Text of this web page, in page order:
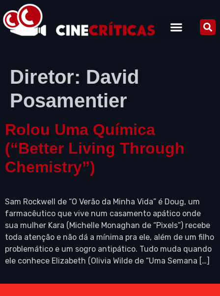
Diretor: David
Posamentier
Rolou Uma Química
(“Better Living Through
Chemistry”)
Sam Rockwell de “O Verão da Minha Vida” é Doug, um
farmacêutico que vive num casamento apático onde
sua mulher Kara (Michelle Monaghan de “Pixels”) recebe
toda atenção e não dá a mínima pra ele, além de um filho
problemático e um sogro antipático. Tudo muda quando
ele conhece Elizabeth (Olivia Wilde de “Uma Semana […]